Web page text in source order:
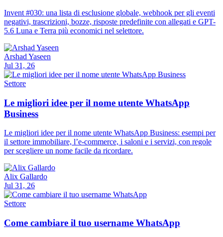
Invent #030: una lista di esclusione globale, webhook per gli eventi
negativi, trascrizioni, bozze, risposte predefinite con allegati e GPT-
5.6 Luna e Terra più economici nel selettore.
Arshad Yaseen
Jul 31, 26
Settore
Le migliori idee per il nome utente WhatsApp
Business
Le migliori idee per il nome utente WhatsApp Business: esempi per
il settore immobiliare, l’e-commerce, i saloni e i servizi, con regole
per scegliere un nome facile da ricordare.
Alix Gallardo
Jul 31, 26
Settore
Come cambiare il tuo username WhatsApp